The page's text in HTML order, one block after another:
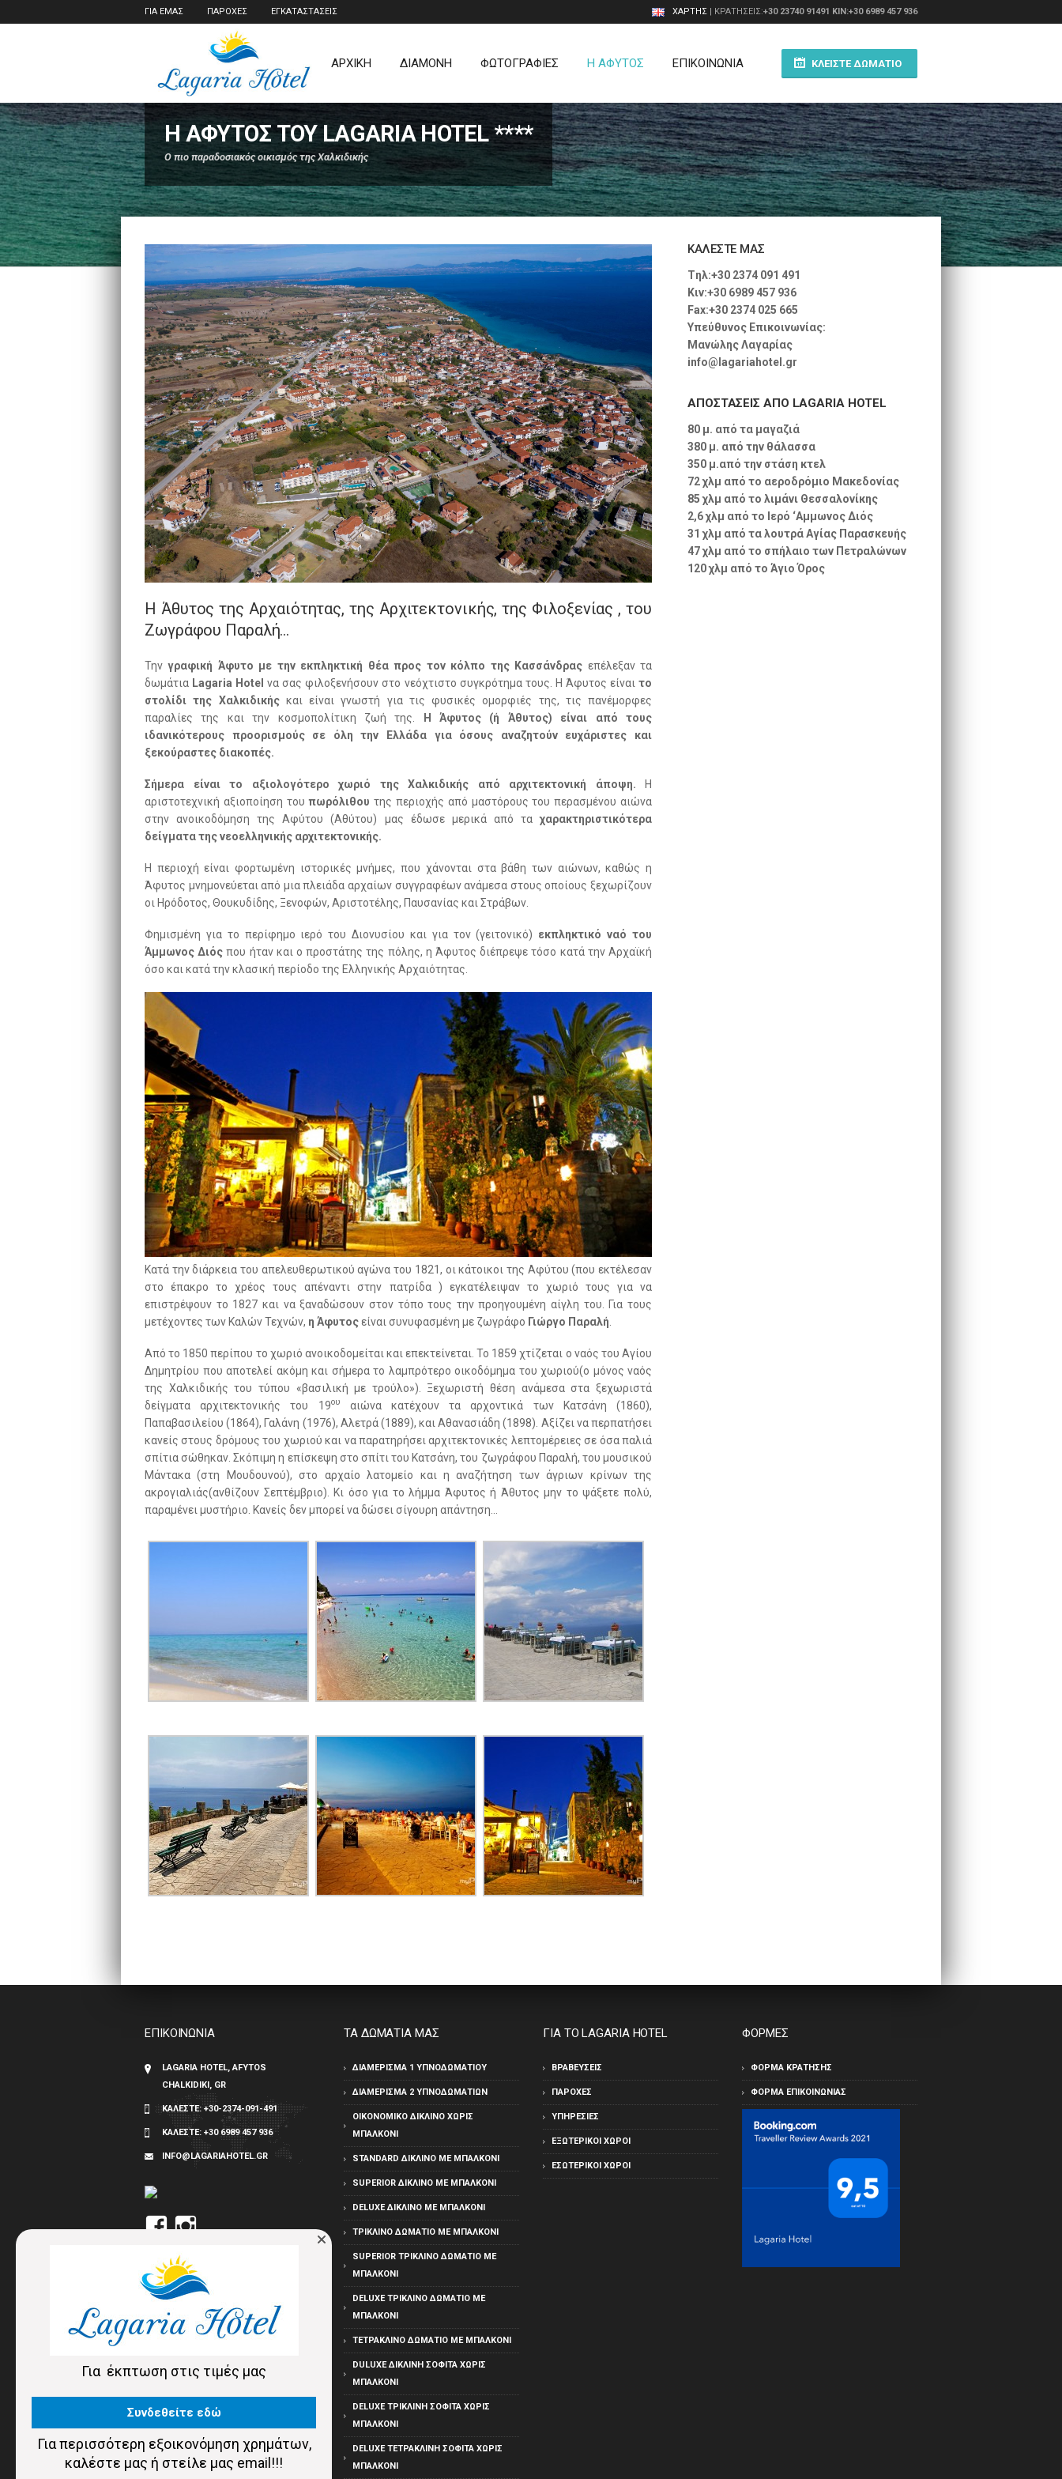
ΓΙΑ ΕΜΑΣ ΠΑΡΟΧΕΣ ΕΓΚΑΤΑΣΤΑΣΕΙΣ ΧΑΡΤΗΣ | ΚΡΑΤΗΣΕΙΣ:+30 23740 91491 ΚΙΝ:+30 6989 457 936
ΚΛΕΊΣΤΕ ΔΩΜΆΤΙΟ
ΑΡΧΙΚΗ ΔΙΑΜΟΝΗ ΦΩΤΟΓΡΑΦΙΕΣ Η ΑΦΥΤΟΣ ΕΠΙΚΟΙΝΩΝΙΑ
Η ΆΦΥΤΟΣ ΤΟΥ LAGARIA HOTEL ****
Ο πιο παραδοσιακός οικισμός της Χαλκιδικής
Η Άθυτος της Αρχαιότητας, της Αρχιτεκτονικής, της Φιλοξενίας , του
Ζωγράφου Παραλή…
Τηνγραφική Άφυτο με την εκπληκτική θέα προς τον κόλπο της Κασσάνδρας επέλεξαν τα
δωμάτια Lagaria Hotel να σας φιλοξενήσουν στο νεόχτιστο συγκρότημα τους. Η Άφυτος είναιτο
στολίδι της Χαλκιδικήςκαι είναι γνωστή για τις φυσικές ομορφιές της, τις πανέμορφες
παραλίες της και την κοσμοπολίτικη ζωή της. Η Άφυτος (ή Άθυτος) είναι από τους
ιδανικότερους προορισμούς σε όλη την Ελλάδα για όσους αναζητούν ευχάριστες και
ξεκούραστες διακοπές.
Σήμερα είναι το αξιολογότερο χωριό της Χαλκιδικής από αρχιτεκτονική άποψη. Η
αριστοτεχνική αξιοποίηση τουπωρόλιθου της περιοχής από μαστόρους του περασμένου αιώνα
στην ανοικοδόμηση της Αφύτου (Αθύτου) μας έδωσε μερικά από ταχαρακτηριστικότερα
δείγματα της νεοελληνικής αρχιτεκτονικής.
Η περιοχή είναι φορτωμένη ιστορικές μνήμες, που χάνονται στα βάθη των αιώνων, καθώς η
Άφυτος μνημονεύεται από μια πλειάδα αρχαίων συγγραφέων ανάμεσα στους οποίους ξεχωρίζουν
οι Ηρόδοτος, Θουκυδίδης, Ξενοφών, Αριστοτέλης, Παυσανίας και Στράβων.
Φημισμένη για το περίφημο ιερό του Διονυσίου και για τον (γειτονικό) εκπληκτικό ναό του
Άμμωνος Διός που ήταν και ο προστάτης της πόλης, η Άφυτος διέπρεψε τόσο κατά την Αρχαϊκή
όσο και κατά την κλασική περίοδο της Ελληνικής Αρχαιότητας.
Κατά την διάρκεια του απελευθερωτικού αγώνα του 1821, οι κάτοικοι της Αφύτου (που εκτέλεσαν
στο έπακρο το χρέος τους απέναντι στην πατρίδα ) εγκατέλειψαν το χωριό τους για να
επιστρέψουν το 1827 και να ξαναδώσουν στον τόπο τους την προηγουμένη αίγλη του. Για τους
μετέχοντες των Καλών Τεχνών, η Άφυτοςείναι συνυφασμένη με ζωγράφο Γιώργο Παραλή
Από το 1850 περίπου το χωριό ανοικοδομείται και επεκτείνεται. Το 1859 χτίζεται ο ναός του Αγίου
Δημητρίου που αποτελεί ακόμη και σήμερα το λαμπρότερο οικοδόμημα του χωριού(ο μόνος ναός
της Χαλκιδικής του τύπου «βασιλική με τρούλο»). Ξεχωριστή θέση ανάμεσα στα ξεχωριστά
δείγματα αρχιτεκτονικής του 19ου
αιώνα κατέχουν τα αρχοντικά των Κατσάνη (1860),
Παπαβασιλείου (1864), Γαλάνη (1976), Αλετρά (1889), και Αθανασιάδη (1898). Αξίζει να περπατήσει
κανείς στους δρόμους του χωριού και να παρατηρήσει αρχιτεκτονικές λεπτομέρειες σε όσα παλιά
σπίτια σώθηκαν. Σκόπιμη η επίσκεψη στο σπίτι του Κατσάνη, του ζωγράφου Παραλή, του μουσικού
Μάντακα (στη Μουδουνού), στο αρχαίο λατομείο και η αναζήτηση των άγριων κρίνων της
ακρογιαλιάς(ανθίζουν Σεπτέμβριο). Κι όσο για το λήμμα Άφυτος ή Άθυτος μην το ψάξετε πολύ,
παραμένει μυστήριο. Κανείς δεν μπορεί να δώσει σίγουρη απάντηση…
ΚΑΛΕΣΤΕ ΜΑΣ
Tηλ:+30 2374 091 491
Κιν:+30 6989 457 936
Fax:+30 2374 025 665
Υπεύθυνος Επικοινωνίας:
Μανώλης Λαγαρίας
info@lagariahotel.gr
ΑΠΟΣΤΑΣΕΙΣ ΑΠΟ LAGARIA HOTEL
80 μ. από τα μαγαζιά
380 μ. από την θάλασσα
350 μ.από την στάση κτελ
72 χλμ από το αεροδρόμιο Μακεδονίας
85 χλμ από το λιμάνι Θεσσαλονίκης
2,6 χλμ από το Ιερό ‘Αμμωνος Διός
31 χλμ από τα λουτρά Αγίας Παρασκευής
47 χλμ από το σπήλαιο των Πετραλώνων
120 χλμ από το Άγιο Όρος
ΕΠΙΚΟΙΝΩΝΙΑ
LAGARIA HOTEL, AFYTOS
CHALKIDIKI, GR
ΚΑΛΕΣΤΕ:+30-2374-091-491
ΚΑΛΕΣΤΕ: +30 6989 457 936
INFO@LAGARIAHOTEL.GR
Προβολή
του
προφίλ
Lagaria
στο
Facebook
Προβολή
προφίλ
lagaria_hotel
στο
Instagram
ΤΑ ΔΩΜΑΤΙΑ ΜΑΣ
ΔΙΑΜΈΡΙΣΜΑ 1 ΥΠΝΟΔΩΜΑΤΊΟΥ
ΔΙΑΜΈΡΙΣΜΑ 2 ΥΠΝΟΔΩΜΑΤΊΩΝ
ΟΙΚΟΝΟΜΙΚΌ ΔΊΚΛΙΝΟ ΧΩΡΊΣ
ΜΠΑΛΚΌΝΙ
STANDARD ΔΊΚΛΙΝΟ ΜΕ ΜΠΑΛΚΌΝΙ
SUPERIOR ΔΊΚΛΙΝΟ ΜΕ ΜΠΑΛΚΌΝΙ
DELUXE ΔΊΚΛΙΝΟ ΜΕ ΜΠΑΛΚΌΝΙ
ΤΡΊΚΛΙΝΟ ΔΩΜΆΤΙΟ ΜΕ ΜΠΑΛΚΌΝΙ
SUPERIOR ΤΡΊΚΛΙΝΟ ΔΩΜΆΤΙΟ ΜΕ
ΜΠΑΛΚΌΝΙ
DELUXE ΤΡΊΚΛΙΝΟ ΔΩΜΆΤΙΟ ΜΕ
ΜΠΑΛΚΌΝΙ
ΤΕΤΡΆΚΛΙΝΟ ΔΩΜΆΤΙΟ ΜΕ ΜΠΑΛΚΌΝΙ
DULUXE ΔΊΚΛΙΝΗ ΣΟΦΊΤΑ ΧΩΡΊΣ
ΜΠΑΛΚΌΝΙ
DELUXE ΤΡΊΚΛΙΝΗ ΣΟΦΊΤΑ ΧΩΡΊΣ
ΜΠΑΛΚΌΝΙ
DELUXE ΤΕΤΡΆΚΛΙΝΗ ΣΟΦΊΤΑ ΧΩΡΊΣ
ΜΠΑΛΚΌΝΙ
ΓΙΑ ΤΟ LAGARIA HOTEL
ΒΡΑΒΕΎΣΕΙΣ
ΠΑΡΟΧΈΣ
ΥΠΗΡΕΣΊΕΣ
ΕΞΩΤΕΡΙΚΟΊ ΧΏΡΟΙ
ΕΣΩΤΕΡΙΚΟΊ ΧΏΡΟΙ
ΦΟΡΜΕΣ
ΦΟΡΜΑ ΚΡΑΤΗΣΗΣ
ΦΌΡΜΑ ΕΠΙΚΟΙΝΩΝΊΑΣ
Για έκπτωση στις τιμές μας
Συνδεθείτε εδώ
Για περισσότερη εξοικονόμηση χρημάτων,
καλέστε μας ή στείλε μας email!!!